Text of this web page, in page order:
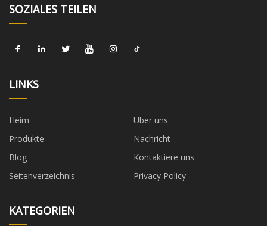
SOZIALES TEILEN
LINKS
Heim
Über uns
Produkte
Nachricht
Blog
Kontaktiere uns
Seitenverzeichnis
Privacy Policy
KATEGORIEN